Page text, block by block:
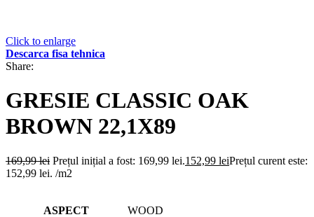
Click to enlarge
Descarca fisa tehnica
Share:
GRESIE CLASSIC OAK
BROWN 22,1X89
169,99lei Prețul inițial a fost: 169,99 lei.152,99 leiPrețul curent este:
152,99 lei. /m2
ASPECT WOOD